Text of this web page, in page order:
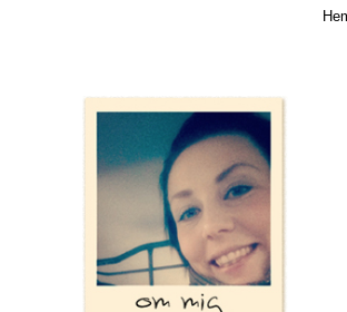
Mamma, militär och märkbart